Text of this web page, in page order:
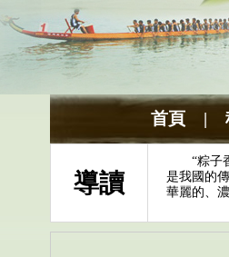
首頁 |
導讀
“粽子香
是我國的
華麗的、